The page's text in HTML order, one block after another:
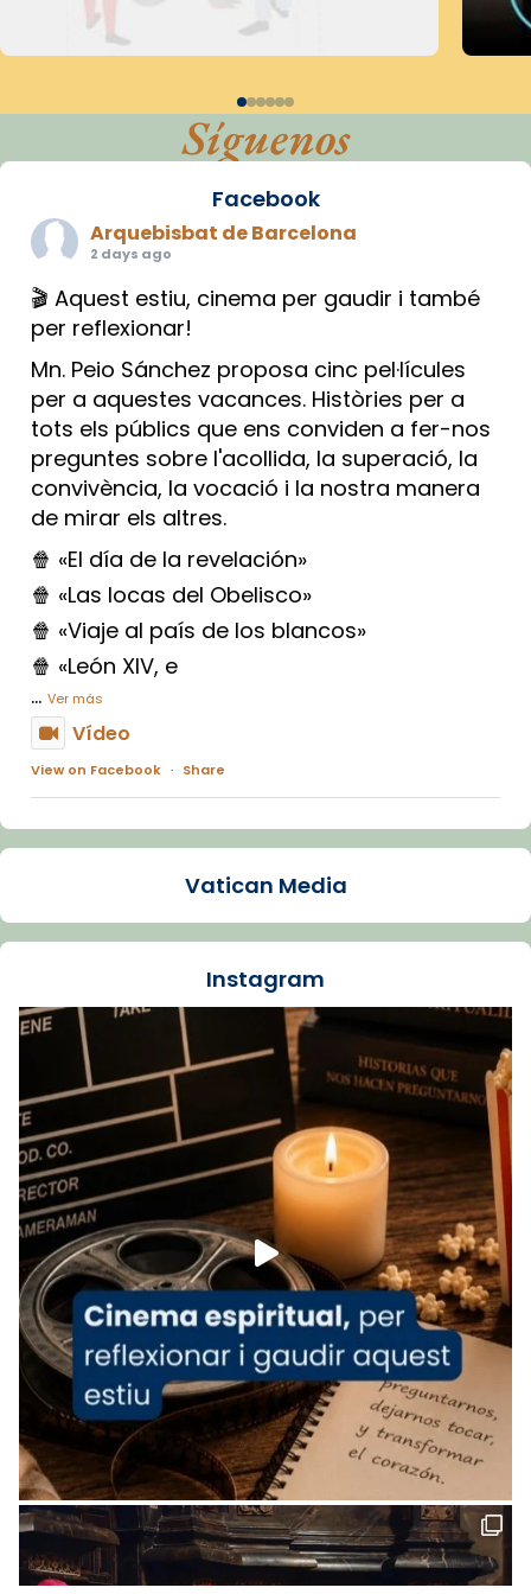
Síguenos
Facebook
Arquebisbat de Barcelona
2 days ago
🎬 Aquest estiu, cinema per gaudir i també
per reflexionar!
Mn. Peio Sánchez proposa cinc pel·lícules
per a aquestes vacances. Històries per a
tots els públics que ens conviden a fer-nos
preguntes sobre l'acollida, la superació, la
convivència, la vocació i la nostra manera
de mirar els altres.
🍿 «El día de la revelación»
🍿 «Las locas del Obelisco»
🍿 «Viaje al país de los blancos»
🍿 «León XIV, e
... Ver más
Vídeo
View on Facebook · Share
Arquebisbat de Barcelona
La Carmina va patir depressió. Fa gairebé
dos mesos, a l'Estadi Lluís Companys, la
Recupera l'entrevista comp
Vatican
tican News 👇
www.vaticannews.va/es/iglesia/news/2026-
07/carmina-historia-depresion-papa-viaje-
espana-testimoni...
Foto
View on Facebook · Share
Arquebisbat de Barcelona
1 week ago
«Avui les santes Juliana i Semproniana ens
ajuden a alçar la mirada»
Mons. Sergi Gordo, bisbe de Tortosa, ha
presidit aquest 27 de juliol la missa de Les
Santes de Mataró.
🔗tinyurl.com/cvu5jmbk
📸 J. Merino
Vatican Media
Instagram